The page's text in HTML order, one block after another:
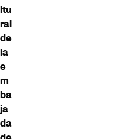
ltu
ral
de
la
e
m
ba
ja
da